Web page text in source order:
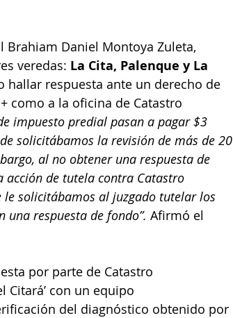
Daniel Montoya Zuleta,
veredas: La Cita, Palenque y La
hallar respuesta ante un derecho de
como a la oficina de Catastro
impuesto predial pasan a pagar $3
solicitábamos la revisión de más de 20
al no obtener una respuesta de
acción de tutela contra Catastro
solicitábamos al juzgado tutelar los
una respuesta de fondo”. Afirmó el
por parte de Catastro
Citará’ con un equipo
del diagnóstico obtenido por